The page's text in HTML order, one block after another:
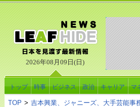
2026年08月09日(日)
トップ 時事 ビジネス 政治 キャリア マ
TOP > 吉本興業、ジャニーズ、大手芸能事